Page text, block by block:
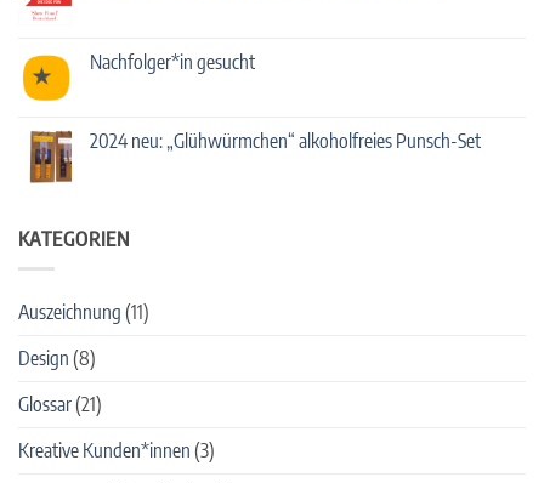
2025
2025
sind
der
Slow
Nachfolger*in gesucht
Nachfolger*in
gesucht
2024 neu: „Glühwürmchen“ alkoholfreies Punsch-Set
neu:
„Glühwürmchen“
KATEGORIEN
Auszeichnung (11)
Design (8)
Glossar(21)
Kreative Kunden*innen (3)